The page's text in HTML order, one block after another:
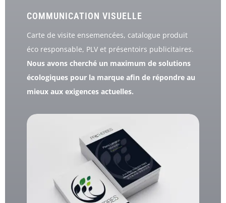
COMMUNICATION VISUELLE
Carte de visite ensemencées, catalogue produit
éco responsable, PLV et présentoirs publicitaires.
Nous avons cherché un maximum de solutions
écologiques pour la marque afin de répondre au
mieux aux exigences actuelles.